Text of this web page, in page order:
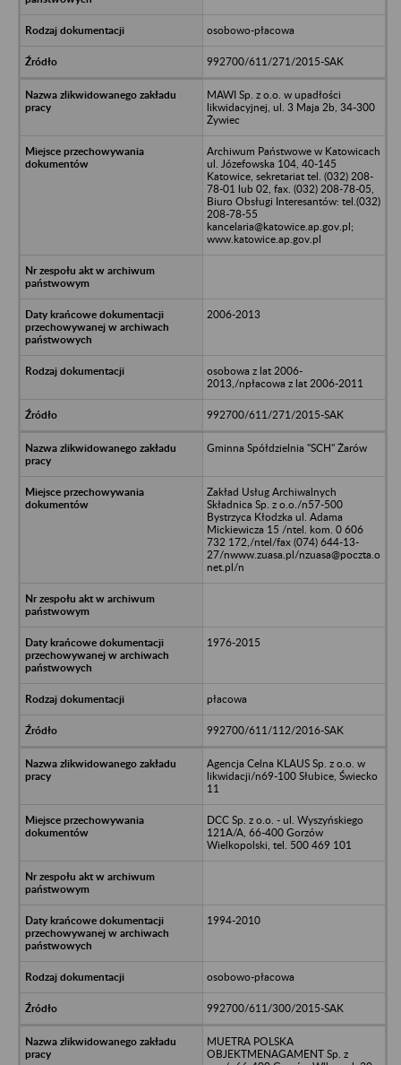
osobowo-płacowa
992700/611/271/2015-SAK
MAWI Sp. z o.o. w upadłości
likwidacyjnej, ul. 3 Maja 2b, 34-300
Żywiec
Archiwum Państwowe w Katowicach
ul. Józefowska 104, 40-145
Katowice, sekretariat tel. (032) 208-
78-01 lub 02, fax. (032) 208-78-05,
Biuro Obsługi Interesantów: tel.(032)
208-78-55
kancelaria@katowice.ap.gov.pl;
www.katowice.ap.gov.pl
2006-2013
osobowa z lat 2006-
2013,/npłacowa z lat 2006-2011
992700/611/271/2015-SAK
Gminna Spółdzielnia "SCH" Żarów
Zakład Usług Archiwalnych
Składnica Sp. z o.o./n57-500
Bystrzyca Kłodzka ul. Adama
Mickiewicza 15 /ntel. kom. 0 606
732 172,/ntel/fax (074) 644-13-
27/nwww.zuasa.pl/nzuasa@poczta.o
net.pl/n
1976-2015
płacowa
992700/611/112/2016-SAK
Agencja Celna KLAUS Sp. z o.o. w
likwidacji/n69-100 Słubice, Świecko
11
DCC Sp. z o.o. - ul. Wyszyńskiego
121A/A, 66-400 Gorzów
Wielkopolski, tel. 500 469 101
1994-2010
osobowo-płacowa
992700/611/300/2015-SAK
MUETRA POLSKA
OBJEKTMENAGAMENT Sp. z